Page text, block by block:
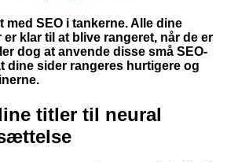
med SEO i tankerne. Alle dine
klar til at blive rangeret, når de er
dog at anvende disse små SEO-
dine sider rangeres hurtigere og
titler til neural